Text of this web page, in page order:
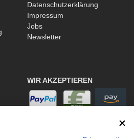
Datenschutzerklärung
Impressum
Jobs
Newsletter
WIR AKZEPTIEREN